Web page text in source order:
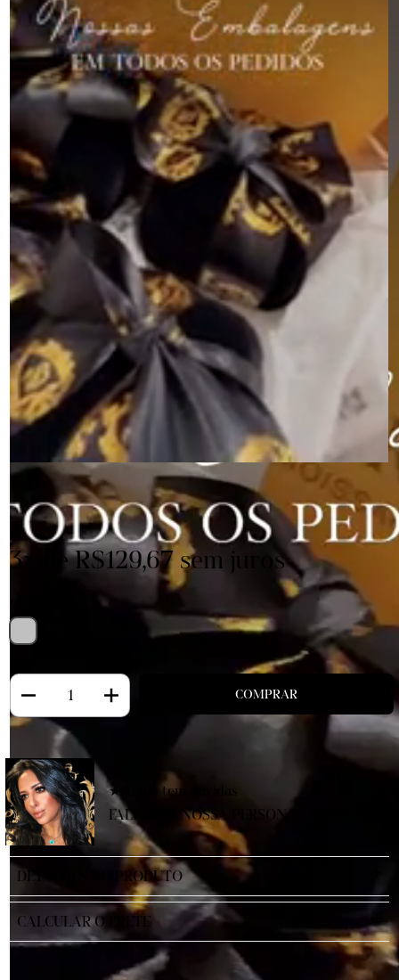
R$389,00
R$369,55comPix
3x deR$129,67sem juros
★Ainda tem duvidas
FALE COM NOSSA PERSONAL SHOPPER
DETALHES DO PRODUTO
CALCULAR O FRETE